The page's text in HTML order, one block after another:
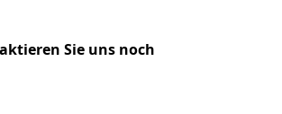
Sie uns noch